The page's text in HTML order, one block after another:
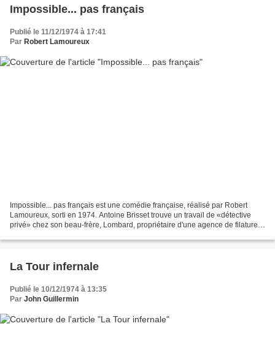
Impossible... pas français
Publié le 11/12/1974 à 17:41
Par Robert Lamoureux
Impossible... pas français est une comédie française, réalisé par Robert
Lamoureux, sorti en 1974. Antoine Brisset trouve un travail de «détective
privé» chez son beau-frère, Lombard, propriétaire d'une agence de filatures
La Tour infernale
Publié le 10/12/1974 à 13:35
Par John Guillermin